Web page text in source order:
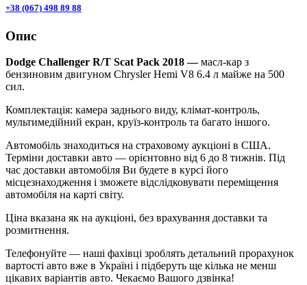
+38 (067) 498 89 88
Опис
Dodge Challenger R/T Scat Pack 2018 —масл-кар з
бензиновим двигуном Chrysler Hemi V8 6.4 л майже на 500
сил.
Комплектація: камера заднього виду, клімат-контроль,
мультимедійний екран, круїз-контроль та багато іншого.
Автомобіль знаходиться на страховому аукціоні в США.
Терміни доставки авто — орієнтовно від 6 до 8 тижнів. Під
час доставки автомобіля Ви будете в курсі його
місцезнаходження і зможете відслідковувати переміщення
автомобіля на карті світу.
Ціна вказана як на аукціоні, без врахування доставки та
розмитнення.
Телефонуйте — наші фахівці зроблять детальний прорахунок
вартості авто вже в Україні і підберуть ще кілька не менш
цікавих варіантів авто. Чекаємо Вашого дзвінка!